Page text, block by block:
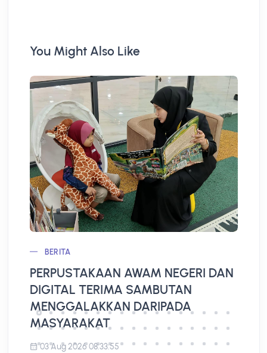
You Might Also Like
BERITA
PERPUSTAKAAN AWAM NEGERI DAN
DIGITAL TERIMA SAMBUTAN
MENGGALAKKAN DARIPADA
MASYARAKAT
03 Aug 2026 08:33:55